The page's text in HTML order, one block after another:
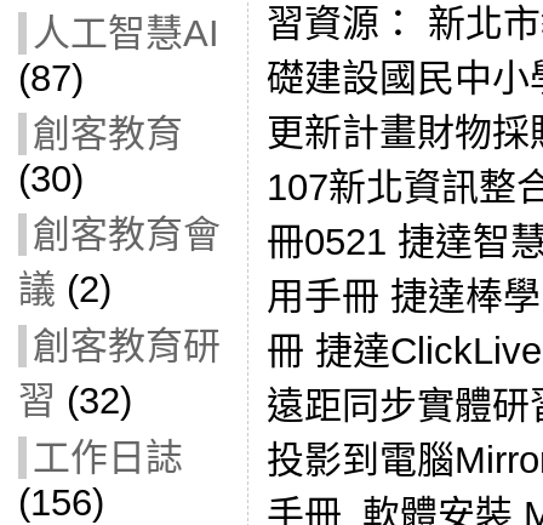
人工智慧AI
(87)
創客教育
(30)
創客教育會
議 (2)
創客教育研
習 (32)
工作日誌
(156)
習資源： 新北
礎建設國民中
更新計畫財物
107新北資訊整
冊0521 捷達智
用手冊 捷達棒
冊 捷達
遠距同步實體
投影到電腦
手冊_軟體安裝